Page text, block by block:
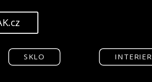
SKLO INTERIER